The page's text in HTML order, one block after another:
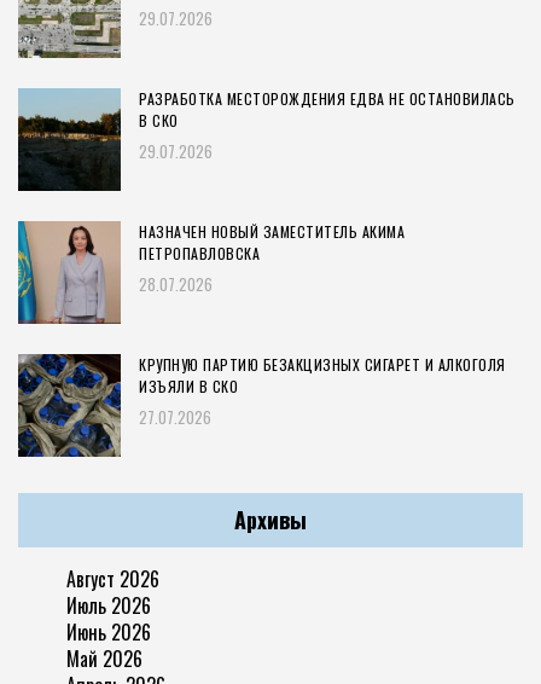
29.07.2026
РАЗРАБОТКА МЕСТОРОЖДЕНИЯ ЕДВА НЕ ОСТАНОВИЛАСЬ
В СКО
29.07.2026
НАЗНАЧЕН НОВЫЙ ЗАМЕСТИТЕЛЬ АКИМА
ПЕТРОПАВЛОВСКА
28.07.2026
КРУПНУЮ ПАРТИЮ БЕЗАКЦИЗНЫХ СИГАРЕТ И АЛКОГОЛЯ
ИЗЪЯЛИ В СКО
27.07.2026
Архивы
Август 2026
Июль 2026
Июнь 2026
Май 2026